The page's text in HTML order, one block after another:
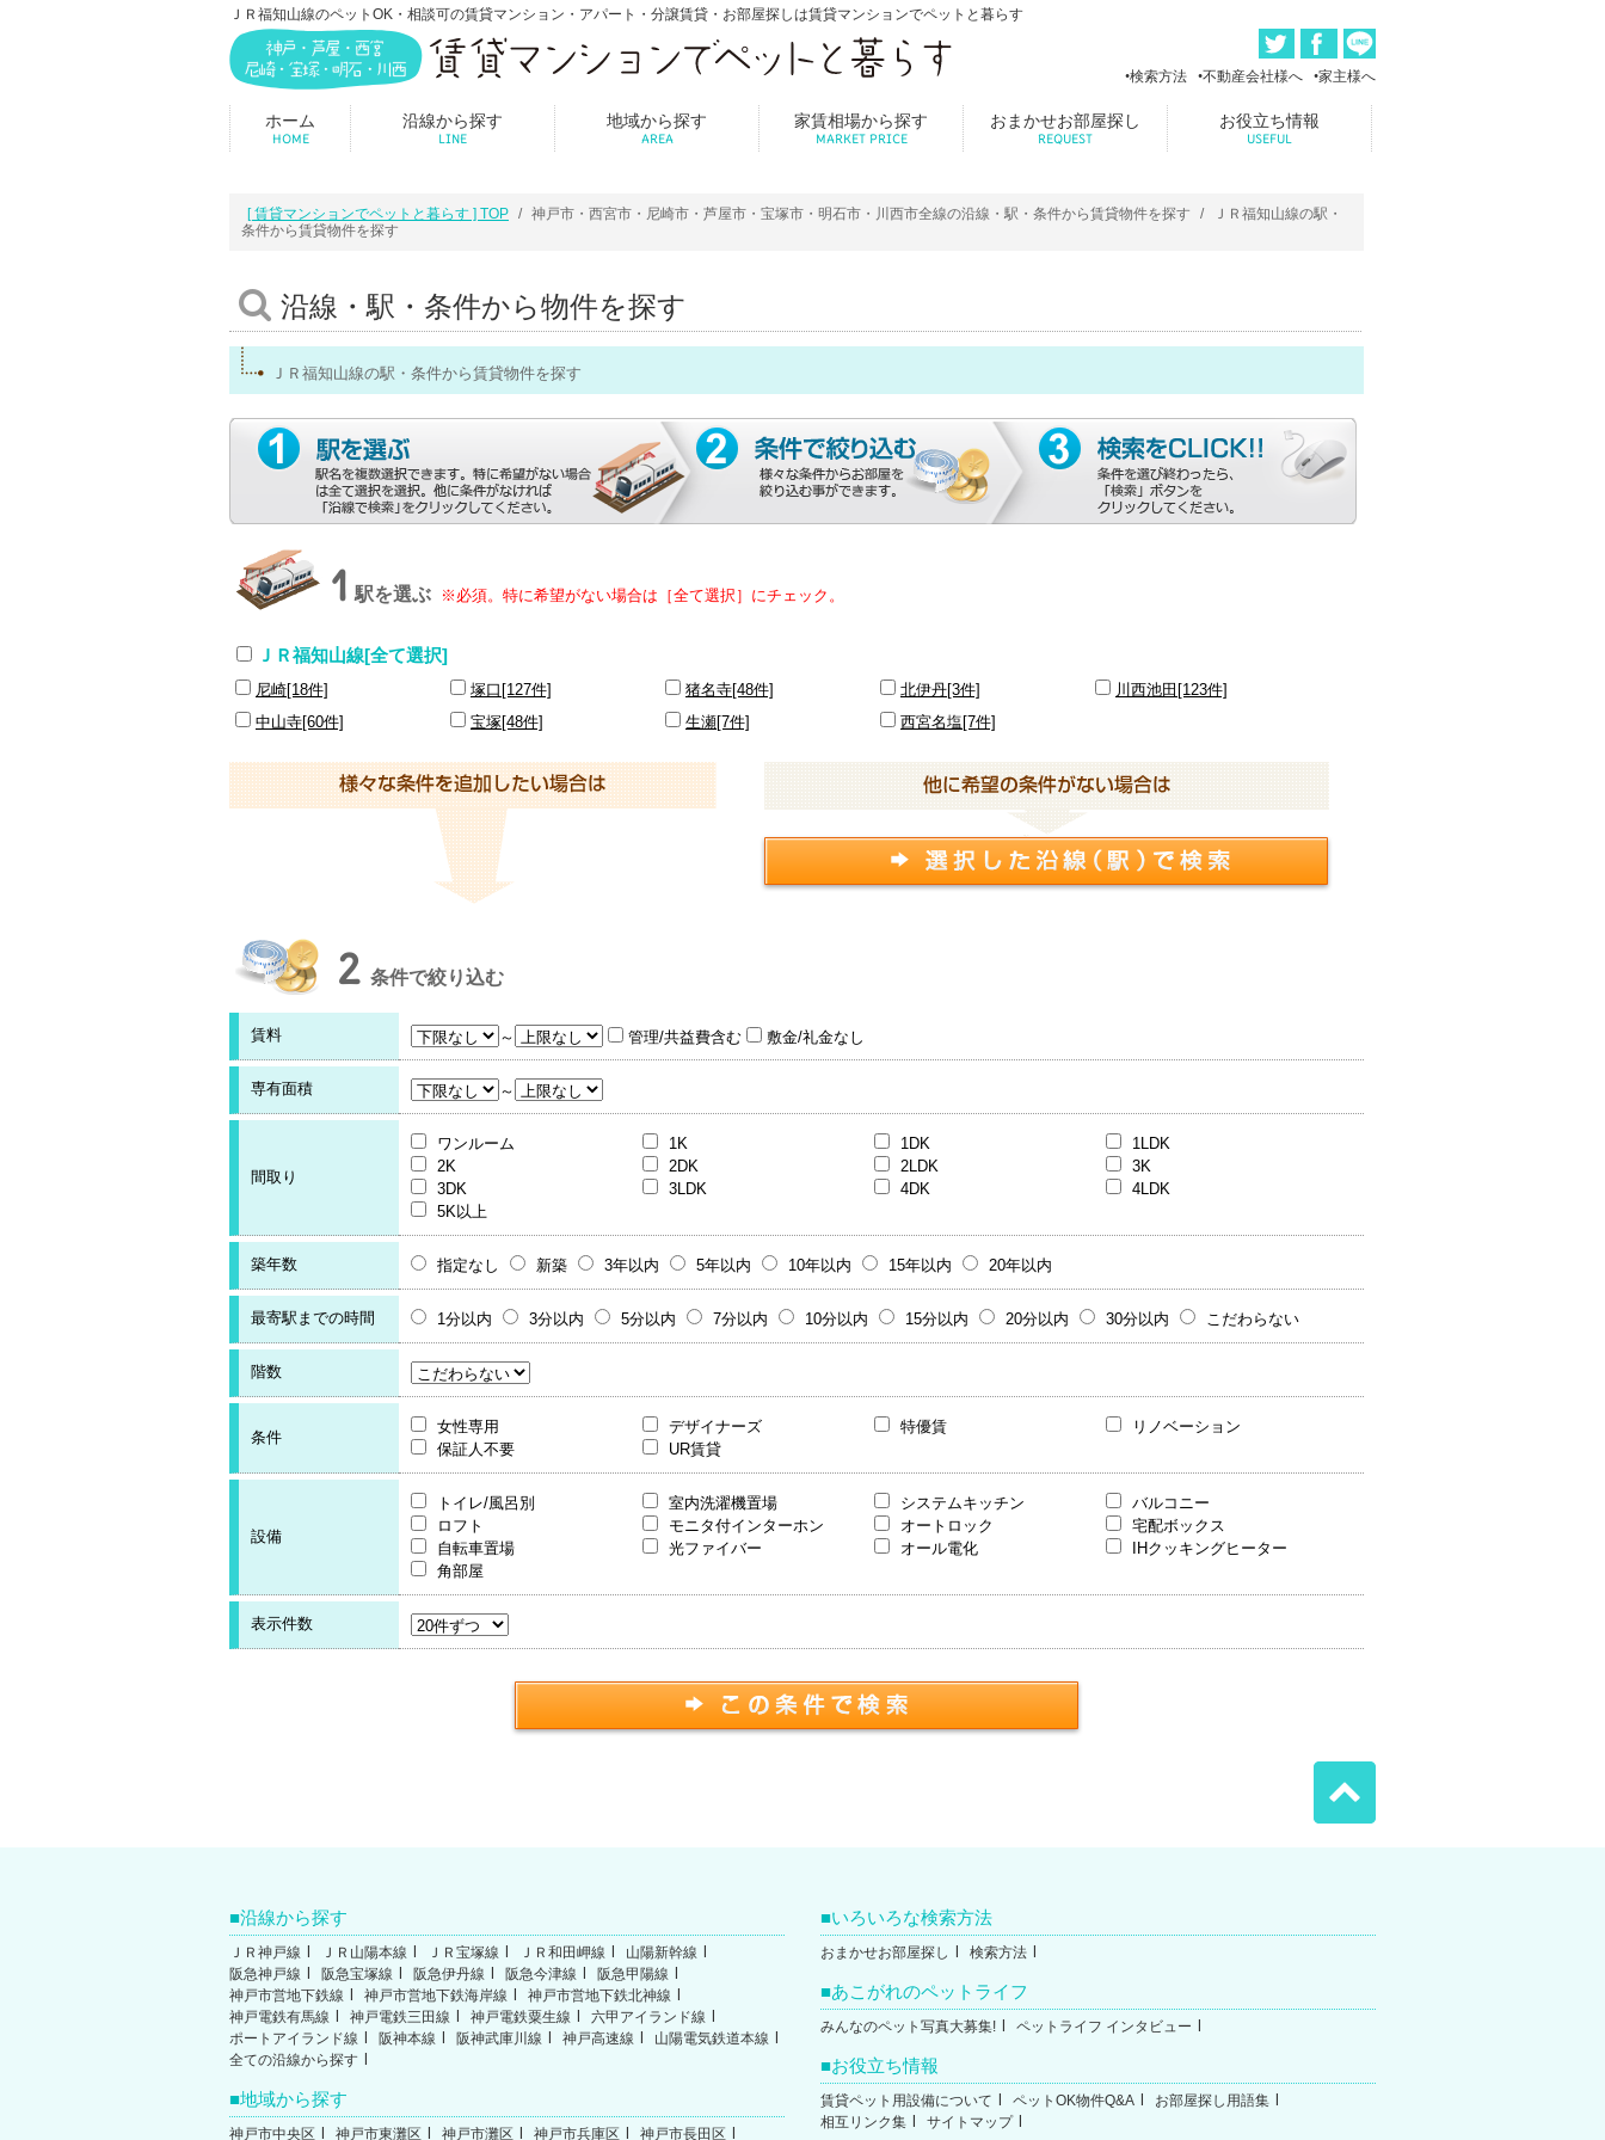
ＪＲ福知山線のペットOK・相談可の賃貸マンション・アパート・分譲賃貸・お部屋探しは賃貸マンションでペットと暮らす
検索方法 不動産会社様へ 家主様へ
ホーム
HOME
沿線から探す
LINE
地域から探す
AREA
家賃相場から探す
MARKET PRICE
おまかせお部屋探し
REQUEST
お役立ち情報
USEFUL
[ 賃貸マンションでペットと暮らす ] TOP 神戸市・西宮市・尼崎市・芦屋市・宝塚市・明石市・川西市全線の沿線・駅・条件から賃貸物件を探す
ＪＲ福知山線の駅・
条件から賃貸物件を探す
沿線・駅・条件から物件を探す
ＪＲ福知山線の駅・条件から賃貸物件を探す
1 駅を選ぶ ※必須。特に希望がない場合は［全て選択］にチェック。
ＪＲ福知山線[全て選択]
尼崎[18件] 塚口[127件] 猪名寺[48件] 北伊丹[3件]
川西池田[123件]
中山寺[60件]
宝塚[48件] 生瀬[7件] 西宮名塩[7件]
2 条件で絞り込む
賃料 ～ 管理/共益費含む 敷金/礼金なし
専有面積 ～
間取り
ワンルーム 1K 1DK
1LDK
2K
2DK 2LDK
3K
3DK
3LDK 4DK
4LDK
5K以上
築年数 指定なし 新築 3年以内 5年以内 10年以内 15年以内 20年以内
最寄駅までの時間 1分以内 3分以内 5分以内 7分以内 10分以内 15分以内 20分以内 30分以内 こだわらない
階数
条件
女性専用 デザイナーズ 特優賃
リノベーション
保証人不要
UR賃貸
設備
トイレ/風呂別 室内洗濯機置場 システムキッチン
バルコニー
ロフト
モニタ付インターホン オートロック
宅配ボックス
自転車置場
光ファイバー オール電化
IHクッキングヒーター
角部屋
表示件数
沿線から探す
ＪＲ神戸線 ＪＲ山陽本線 ＪＲ宝塚線 ＪＲ和田岬線
山陽新幹線
阪急神戸線
阪急宝塚線 阪急伊丹線 阪急今津線
阪急甲陽線
神戸市営地下鉄線
神戸市営地下鉄海岸線
神戸市営地下鉄北神線
神戸電鉄有馬線
神戸電鉄三田線 神戸電鉄粟生線
六甲アイランド線
ポートアイランド線
阪神本線 阪神武庫川線 神戸高速線
山陽電気鉄道本線
全ての沿線から探す
地域から探す
神戸市中央区 神戸市東灘区 神戸市灘区 神戸市兵庫区 神戸市長田区
いろいろな検索方法
おまかせお部屋探し 検索方法
あこがれのペットライフ
みんなのペット写真大募集! ペットライフ インタビュー
お役立ち情報
賃貸ペット用設備について ペットOK物件Q&A
お部屋探し用語集
相互リンク集
サイトマップ